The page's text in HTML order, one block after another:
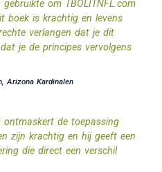
om TBOLITNFL.com
boek is krachtig en levens
verlangen dat je dit
je de principes vervolgens
Arizona Kardinalen
ontmaskert de toepassing
zijn krachtig en hij geeft een
die direct een verschil